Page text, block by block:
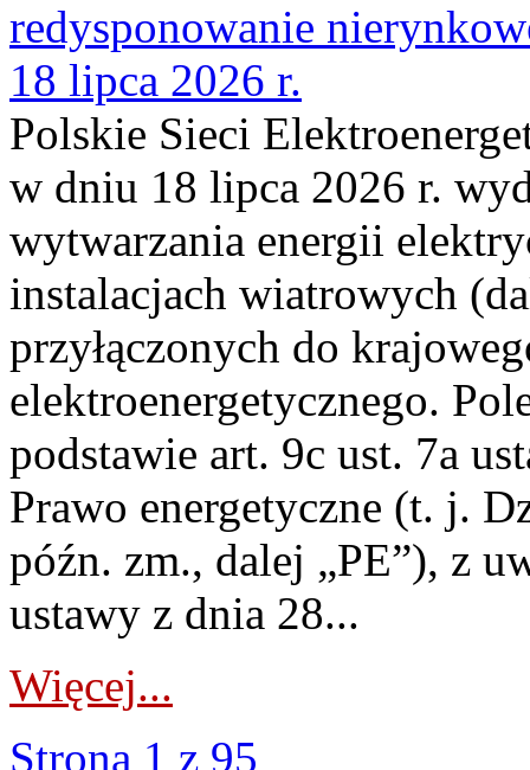
redysponowanie
18 lipca 2026 r.
Polskie Sieci
w dniu 18 lipca 2026 r.
wytwarzania energii
instalacjach wiatrowych
przyłączonych do
elektroenergetycznego.
podstawie art. 9c ust. 7a
Prawo energetyczne (t. j.
późn. zm., dalej „PE”), z
ustawy z dnia 28...
Więcej...
Strona 1 z 95